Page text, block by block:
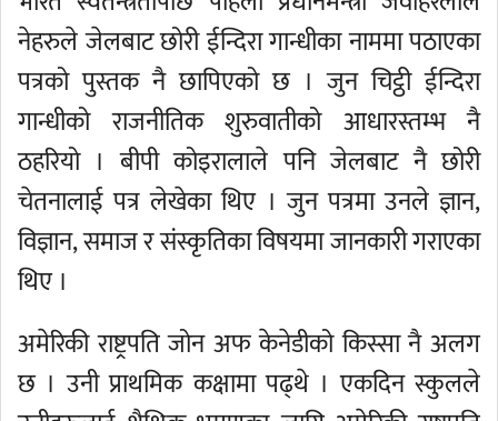
नेहरुले जेलबाट छोरी ईन्दिरा गान्धीका नाममा पठाएका
पत्रको पुस्तक नै छापिएको छ । जुन चिट्ठी ईन्दिरा
गान्धीको राजनीतिक शुरुवातीको आधारस्तम्भ नै
ठहरियो । बीपी कोइरालाले पनि जेलबाट नै छोरी
चेतनालाई पत्र लेखेका थिए । जुन पत्रमा उनले ज्ञान,
विज्ञान, समाज र संस्कृतिका विषयमा जानकारी गराएका
थिए ।
अमेरिकी राष्ट्रपति जोन अफ केनेडीको किस्सा नै अलग
छ । उनी प्राथमिक कक्षामा पढ्थे । एकदिन स्कुलले